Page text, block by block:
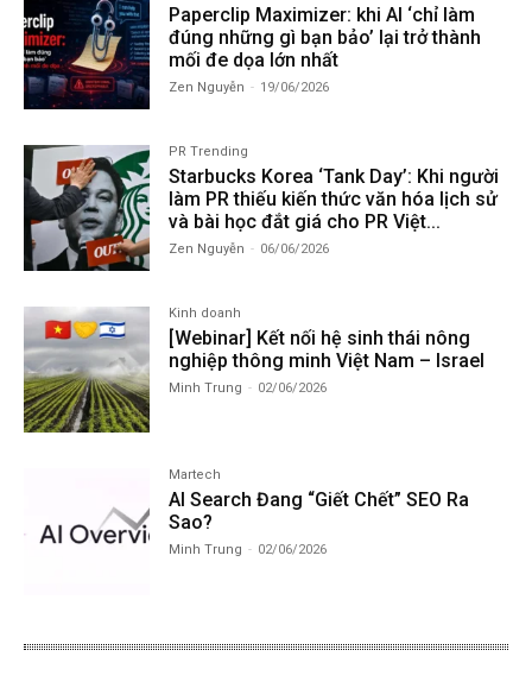
Paperclip Maximizer: khi AI ‘chỉ làm
đúng những gì bạn bảo’ lại trở thành
mối đe dọa lớn nhất
Zen Nguyễn - 19/06/2026
PR Trending
Starbucks Korea ‘Tank Day’: Khi người
làm PR thiếu kiến thức văn hóa lịch sử
và bài học đắt giá cho PR Việt...
Zen Nguyễn - 06/06/2026
Kinh doanh
[Webinar] Kết nối hệ sinh thái nông
nghiệp thông minh Việt Nam – Israel
Minh Trung - 02/06/2026
Martech
AI Search Đang “Giết Chết” SEO Ra
Sao?
Minh Trung - 02/06/2026